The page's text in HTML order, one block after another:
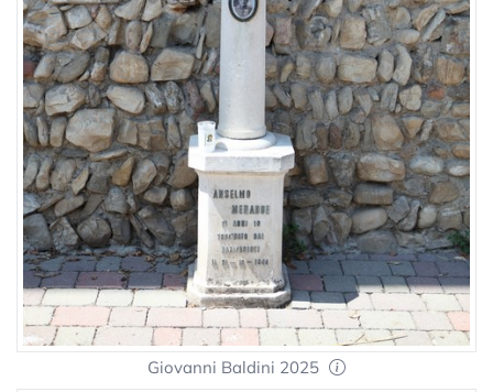
Giovanni Baldini 2025